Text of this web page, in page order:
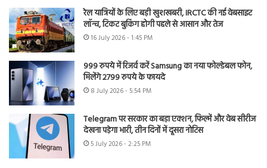
रेल यात्रियों के लिए बड़ी खुशखबरी, IRCTC की नई वेबसाइट
लॉन्च, टिकट बुकिंग होगी पहले से आसान और तेज
16 July 2026 - 1:45 PM
999 रुपये में रिजर्व करें Samsung का नया फोल्डेबल फोन,
मिलेंगे 2799 रुपये के फायदे
8 July 2026 - 5:54 PM
Telegram पर सरकार का बड़ा एक्शन, फिल्में और वेब सीरीज
देखना पड़ेगा भारी, तीन दिनों में दूसरा नोटिस
5 July 2026 - 2:25 PM